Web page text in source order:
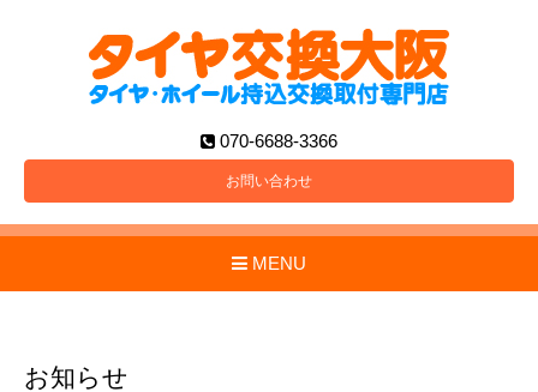
070-6688-3366
お問い合わせ
MENU
お知らせ